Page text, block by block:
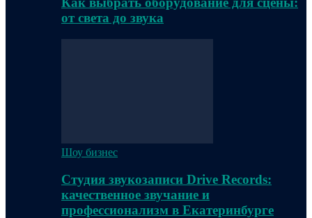
от света до звука
Шоу бизнес
Студия звукозаписи Drive Records:
качественное звучание и
профессионализм в Екатеринбурге